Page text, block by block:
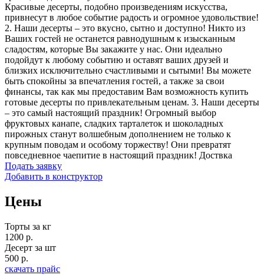
Красивые десерты, подобно произведениям искусства,
привнесут в любое событие радость и огромное удовольствие!
2. Наши десерты – это вкусно, сытно и доступно! Никто из
Ваших гостей не останется равнодушным к изысканным
сладостям, которые Вы закажите у нас. Они идеально
подойдут к любому событию и оставят ваших друзей и
близких исключительно счастливыми и сытыми! Вы можете
быть спокойны за впечатления гостей, а также за свои
финансы, так как мы предоставим Вам возможность купить
готовые десерты по привлекательным ценам. 3. Наши десерты
– это самый настоящий праздник! Огромный выбор
фруктовых канапе, сладких тарталеток и шоколадных
пирожных станут волшебным дополнением не только к
крупным поводам и особому торжеству! Они превратят
повседневное чаепитие в настоящий праздник! Доствка
Подать заявку
Добавить в конструктор
Цены
Торты за кг
1200 р.
Десерт за шт
500 р.
скачать прайс